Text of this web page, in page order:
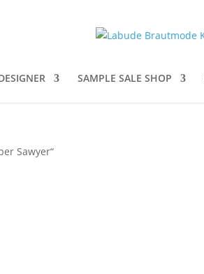
SAMPLE SALE SHOP
Sawyer“